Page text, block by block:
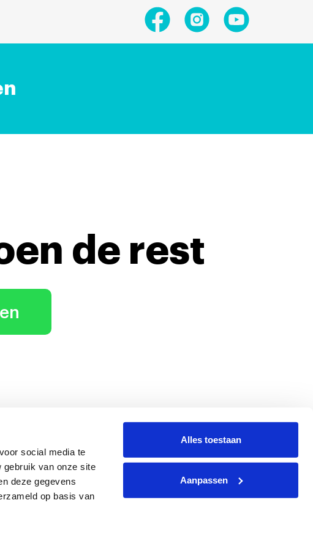
social media te
gebruik van onze site
deze gegevens
op basis van
Alles toestaan
Aanpassen
de rest
terug Hoe dan?